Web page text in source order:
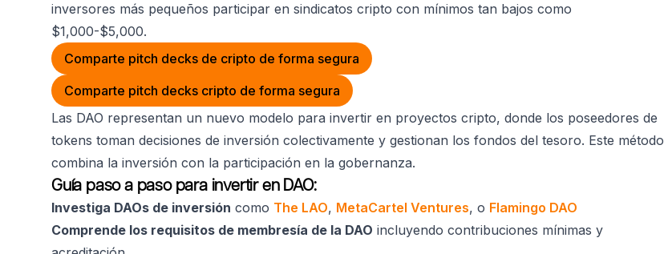
inversores más pequeños participar en sindicatos cripto con mínimos tan bajos como
$1,000-$5,000.
Comparte pitch decks de cripto de forma segura
Comparte pitch decks cripto de forma segura
Las DAO representan un nuevo modelo para invertir en proyectos cripto, donde los poseedores de
tokens toman decisiones de inversión colectivamente y gestionan los fondos del tesoro. Este método
combina la inversión con la participación en la gobernanza.
Guía paso a paso para invertir en DAO:
Investiga DAOs de inversión como The LAO, MetaCartel Ventures, o Flamingo DAO
Comprende los requisitos de membresía de la DAO incluyendo contribuciones mínimas y